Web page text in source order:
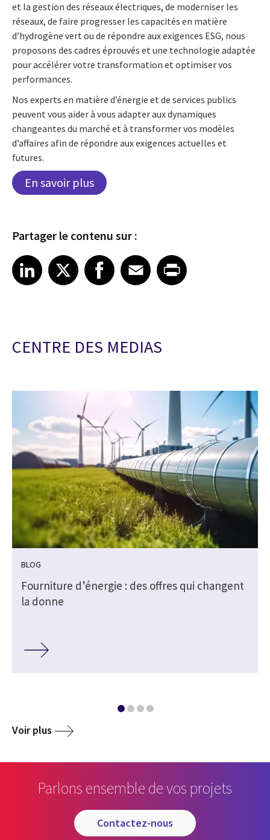
et la gestion des réseaux électriques, de moderniser les
réseaux, de faire progresser les capacités en matière
d’hydrogène vert ou de répondre aux exigences ESG, nous
proposons des cadres éprouvés et une technologie adaptée
pour accélérer votre transformation et optimiser vos
performances.
Nos experts en matière d’énergie et de services publics
peuvent vous aider à vous adapter aux dynamiques
changeantes du marché et à transformer vos modèles
d’affaires afin de répondre aux exigences actuelles et
futures.
En savoir plus
Partager le contenu sur :
Share article on LinkedIn
LinkedIn
Share article on XShare article on Facebook
Facebook
Share article on Email
EmailShare article on Print
CENTRE DES MEDIAS
BLOG
Fourniture d’énergie : des offres qui changent
la donne
Voir plus
Parlons ensemble de vos projets
contactez-nous